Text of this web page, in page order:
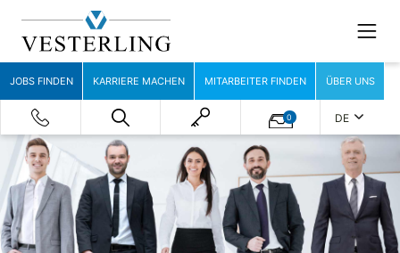
JOBS FINDEN KARRIERE MACHEN MITARBEITER FINDEN ÜBER UNS
0 DE